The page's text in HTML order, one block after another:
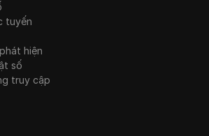
tuyến
hiện
số
truy cập